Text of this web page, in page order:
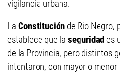
vigilancia urbana.
La Constitución de Rio Negro,
establece que la seguridades
de la Provincia, pero distintos
intentaron, con mayor o